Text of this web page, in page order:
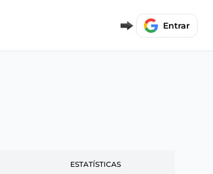
Entrar
ESTATÍSTICAS